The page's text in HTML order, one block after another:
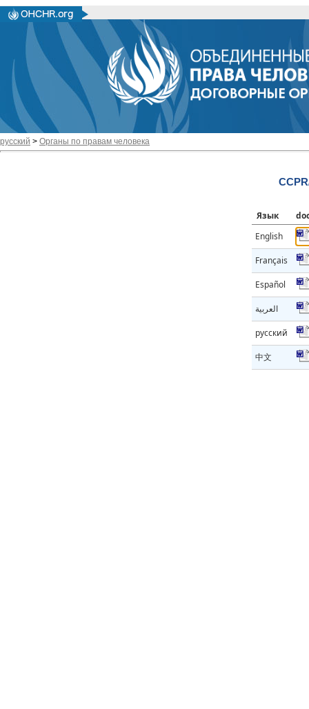
русский > Органы по правам человека
Язык
English
Français
Español
العربية
русский
中文